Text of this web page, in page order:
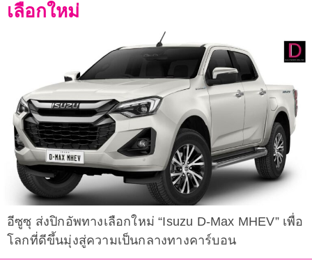
เลือกใหม่
อีซูซุ ส่งปิกอัพทางเลือกใหม่ “Isuzu D-Max MHEV” เพื่อ
โลกที่ดีขึ้นมุ่งสู่ความเป็นกลางทางคาร์บอน